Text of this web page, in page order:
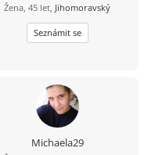
Žena, 45 let, Jihomoravský
Seznámit se
Michaela29